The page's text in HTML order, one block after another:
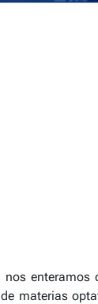
enteramos
materias